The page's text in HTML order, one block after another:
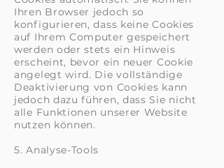
Ihren Browser jedoch so
konfigurieren, dass keine Cookies
auf Ihrem Computer gespeichert
werden oder stets ein Hinweis
erscheint, bevor ein neuer Cookie
angelegt wird. Die vollständige
Deaktivierung von Cookies kann
jedoch dazu führen, dass Sie nicht
alle Funktionen unserer Website
nutzen können.
5. Analyse-Tools